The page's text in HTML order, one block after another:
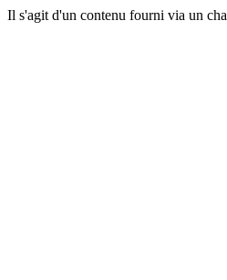
Il s'agit d'un contenu fourni via un